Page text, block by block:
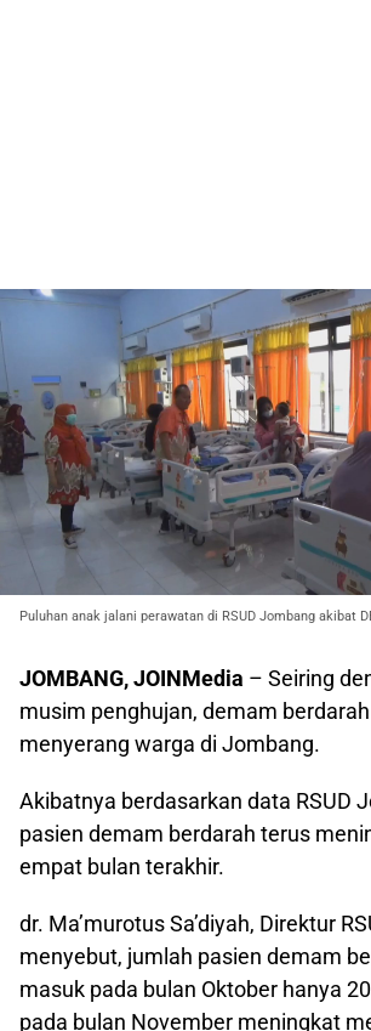
Puluhan anak jalani perawatan di RSUD Jombang akibat
JOMBANG, JOINMedia – Seiring
musim penghujan, demam
menyerang warga di Jombang.
Akibatnya berdasarkan data RSUD
pasien demam berdarah terus
empat bulan terakhir.
dr. Ma’murotus Sa’diyah, Direktur
menyebut, jumlah pasien demam
masuk pada bulan Oktober hanya
pada bulan November meningkat